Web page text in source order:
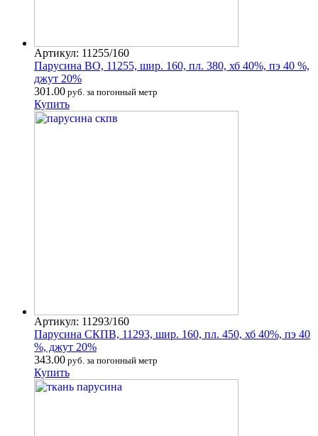
Артикул: 11255/160
Парусина ВО, 11255, шир. 160, пл. 380, хб 40%, пэ 40 %,
джут 20%
301.00 руб. за погонный метр
Купить
Артикул: 11293/160
Парусина СКПВ, 11293, шир. 160, пл. 450, хб 40%, пэ 40
%, джут 20%
343.00 руб. за погонный метр
Купить